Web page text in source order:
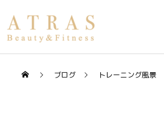
ブログ トレーニング風景